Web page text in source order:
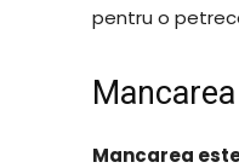
pentru o
Mancarea